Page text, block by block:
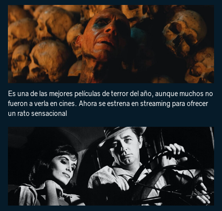
Es una de las mejores películas de terror del año, aunque muchos no
fueron a verla en cines. Ahora se estrena en streaming para ofrecer
un rato sensacional